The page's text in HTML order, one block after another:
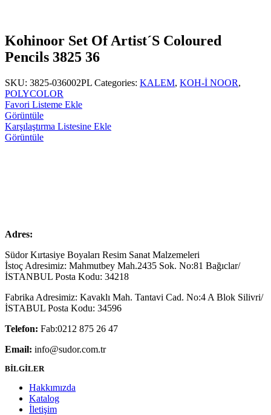
Kohinoor Set Of Artist´S Coloured
Pencils 3825 36
SKU: 3825-036002PL Categories: KALEM, KOH-İ NOOR,
POLYCOLOR
Favori Listeme Ekle
Görüntüle
Karşılaştırma Listesine Ekle
Görüntüle
Adres:
Südor Kırtasiye Boyaları Resim Sanat Malzemeleri
İstoç Adresimiz: Mahmutbey Mah.2435 Sok. No:81 Bağıclar/
İSTANBUL Posta Kodu: 34218
Fabrika Adresimiz: Kavaklı Mah. Tantavi Cad. No:4 A Blok Silivri/
İSTABUL Posta Kodu: 34596
Telefon: Fab:0212 875 26 47
Email: info@sudor.com.tr
BİLGİLER
Hakkımızda
Katalog
İletişim